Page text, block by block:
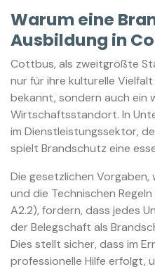
Warum eine
Ausbildung in
Cottbus, als zweitgrößte
nur für ihre kulturelle
bekannt, sondern auch ein
Wirtschaftsstandort. In
im Dienstleistungssektor,
spielt Brandschutz eine
Die gesetzlichen
und die Technischen
A2.2), fordern, dass jedes
der Belegschaft als
Dies stellt sicher, dass im
professionelle Hilfe erfolgt,